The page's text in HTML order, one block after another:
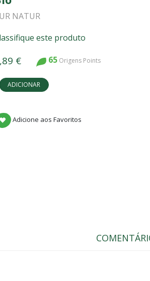
NATUR
este produto
€ 65 Origens Points
ADICIONAR
Adicione aos Favoritos